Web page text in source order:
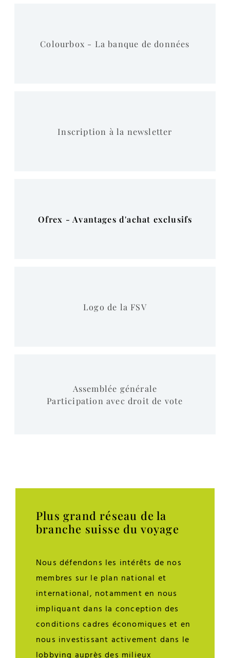
Colourbox - La banque de données
Inscription à la newsletter
Ofrex - Avantages d'achat exclusifs
Logo de la FSV
Assemblée générale
Participation avec droit de vote
Plus grand réseau de la
branche suisse du voyage
Nous défendons les intérêts de nos
membres sur le plan national et
international, notamment en nous
impliquant dans la conception des
conditions cadres économiques et en
nous investissant activement dans le
lobbying auprès des milieux